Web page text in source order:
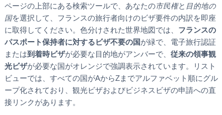
ページの上部にある検索ツールで、あなたの市民権と 目的地の
国を選択して、 フランスの旅行者向けのビザ要件の内訳を即座
に取得してください。色分けされた世界地図では、 フランスの
パスポート保持者に対するビザ不要の国が緑で、電子旅行認証
または到着時ビザが必要な目的地がアンバーで、 従来の領事観
光ビザが必要な国がオレンジで強調表示されています。リスト
ビューでは、すべての国がAからZまでアルファベット順にグル
ープ化されており、観光ビザおよびビジネスビザの申請への直
接リンクがあります。